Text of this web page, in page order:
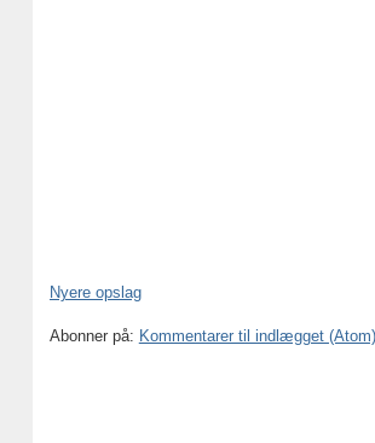
Nyere opslag
Abonner på: Kommentarer til indlægget (Atom)